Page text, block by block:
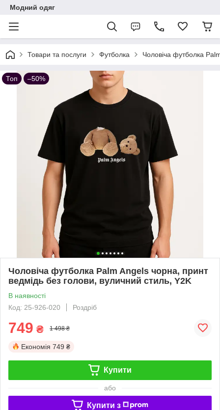
Модний одяг
Товари та послуги Футболка Чоловіча футболка
Топ –50%
Чоловіча футболка Palm Angels чорна, принт
ведмідь без голови, вуличний стиль, Y2K
В наявності
Код: 25-926-020
Роздріб
749 ₴ 1 498 ₴
Економія 749 ₴
Купити
або
Купити з